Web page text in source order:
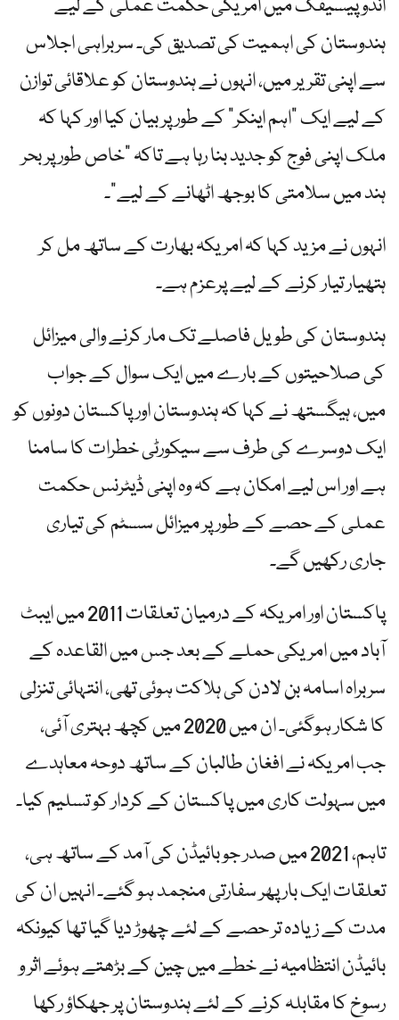
انڈو پیسیفک میں امریکی حکمت عملی کے لیے
ہندوستان کی اہمیت کی تصدیق کی۔ سربراہی اجلاس
سے اپنی تقریر میں، انہوں نے ہندوستان کو علاقائی توازن
کے لیے ایک "اہم اینکر” کے طور پر بیان کیا اور کہا کہ
ملک اپنی فوج کو جدید بنا رہا ہے تاکہ "خاص طور پر بحر
ہند میں سلامتی کا بوجھ اٹھانے کے لیے”۔
انہوں نے مزید کہا کہ امریکہ بھارت کے ساتھ مل کر
ہتھیار تیار کرنے کے لیے پرعزم ہے۔
ہندوستان کی طویل فاصلے تک مار کرنے والی میزائل
کی صلاحیتوں کے بارے میں ایک سوال کے جواب
میں، ہیگستھ نے کہا کہ ہندوستان اور پاکستان دونوں کو
ایک دوسرے کی طرف سے سیکورٹی خطرات کا سامنا
ہے اور اس لیے امکان ہے کہ وہ اپنی ڈیٹرنس حکمت
عملی کے حصے کے طور پر میزائل سسٹم کی تیاری
جاری رکھیں گے۔
پاکستان اور امریکہ کے درمیان تعلقات 2011 میں ایبٹ
آباد میں امریکی حملے کے بعد جس میں القاعدہ کے
سربراہ اسامہ بن لادن کی ہلاکت ہوئی تھی، انتہائی تنزلی
کا شکار ہوگئی۔ ان میں 2020 میں کچھ بہتری آئی،
جب امریکہ نے افغان طالبان کے ساتھ دوحہ معاہدے
میں سہولت کاری میں پاکستان کے کردار کو تسلیم کیا۔
تاہم، 2021 میں صدر جو بائیڈن کی آمد کے ساتھ ہی،
تعلقات ایک بار پھر سفارتی منجمد ہو گئے۔ انہیں ان کی
مدت کے زیادہ تر حصے کے لئے چھوڑ دیا گیا تھا کیونکہ
بائیڈن انتظامیہ نے خطے میں چین کے بڑھتے ہوئے اثر و
رسوخ کا مقابلہ کرنے کے لئے ہندوستان پر جھکاؤ رکھا